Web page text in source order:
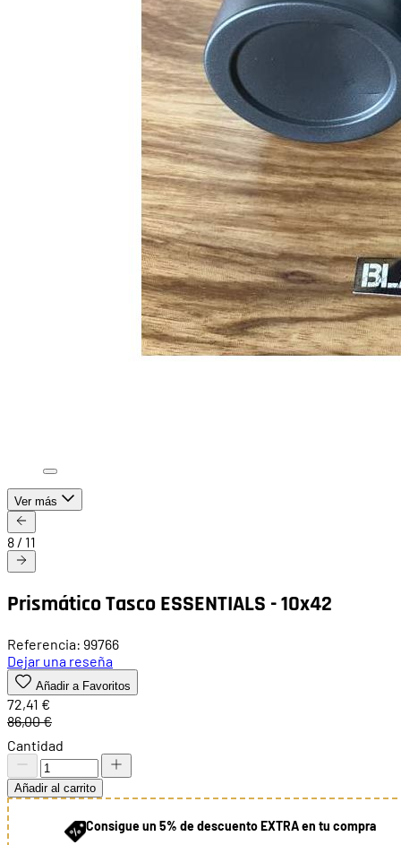
Ver más
8 / 11
Prismático Tasco ESSENTIALS - 10x42
Referencia: 99766
Dejar una reseña
Añadir a Favoritos
72,41 €
86,00 €
Cantidad
Añadir al carrito
Consigue un 5% de descuento EXTRA en tu compra